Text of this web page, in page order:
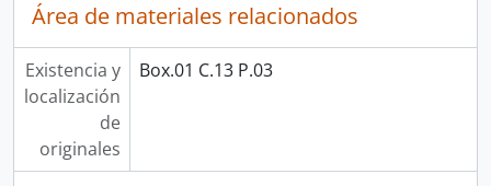
Área de materiales relacionados
Existencia y
localización
de
originales
Box.01 C.13 P.03